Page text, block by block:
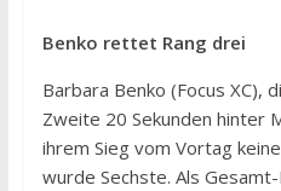
Benko rettet Rang drei
Barbara Benko (Focus XC),
Zweite 20 Sekunden hinter
ihrem Sieg vom Vortag
wurde Sechste. Als